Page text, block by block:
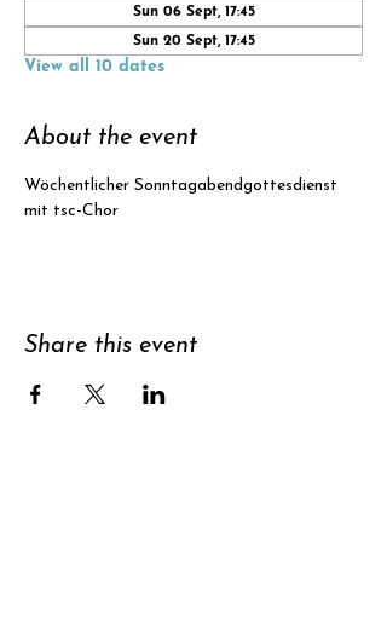
Sun 06 Sept, 17:45
Sun 20 Sept, 17:45
View all 10 dates
About the event
Wöchentlicher Sonntagabendgottesdienst
mit tsc-Chor
Share this event